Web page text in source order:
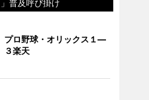
」普及呼び掛け
プロ野球・オリックス１―
３楽天